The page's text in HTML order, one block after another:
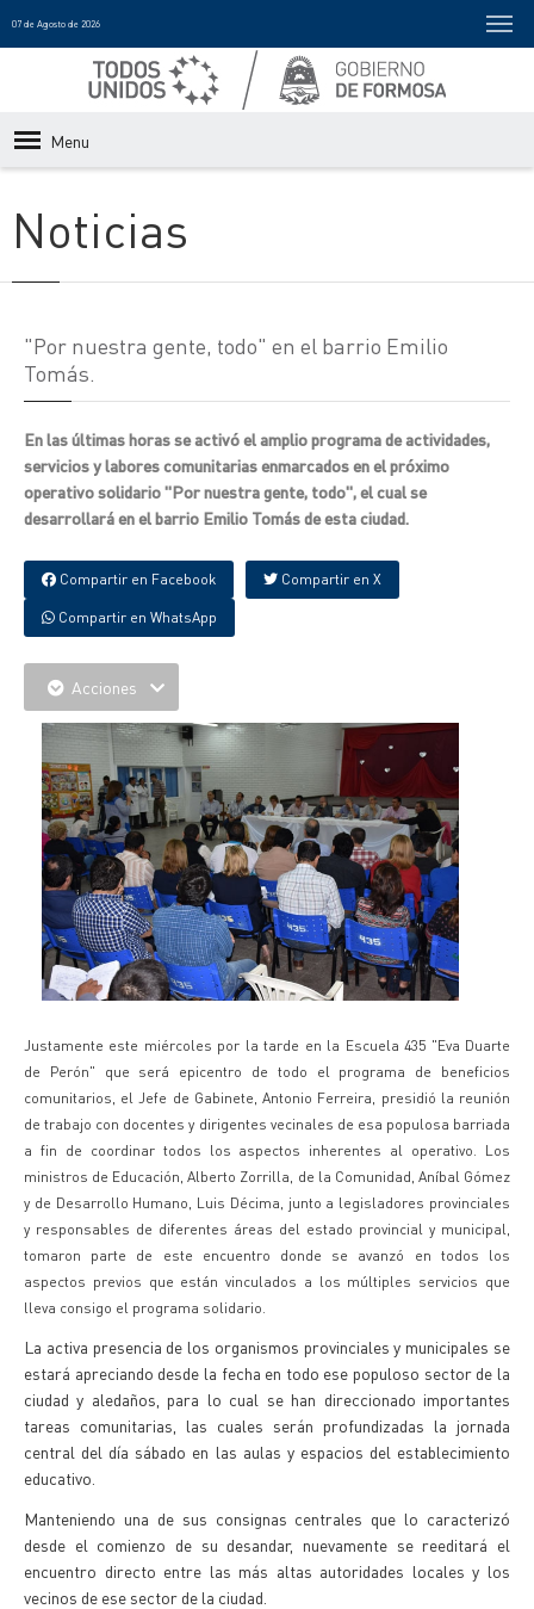
07 de Agosto de 2026
Menu
Noticias
"Por nuestra gente, todo" en el barrio Emilio
Tomás.
En las últimas horas se activó el amplio programa de actividades,
servicios y labores comunitarias enmarcados en el próximo
operativo solidario "Por nuestra gente, todo", el cual se
desarrollará en el barrio Emilio Tomás de esta ciudad.
Compartir en Facebook Compartir en X
Compartir en WhatsApp
Acciones
Justamente este miércoles por la tarde en la Escuela 435 "Eva Duarte
de Perón" que será epicentro de todo el programa de beneficios
comunitarios, el Jefe de Gabinete, Antonio Ferreira, presidió la reunión
de trabajo con docentes y dirigentes vecinales de esa populosa barriada
a fin de coordinar todos los aspectos inherentes al operativo. Los
ministros de Educación, Alberto Zorrilla, de la Comunidad, Aníbal Gómez
y de Desarrollo Humano, Luis Décima, junto a legisladores provinciales
y responsables de diferentes áreas del estado provincial y municipal,
tomaron parte de este encuentro donde se avanzó en todos los
aspectos previos que están vinculados a los múltiples servicios que
lleva consigo el programa solidario.
La activa presencia de los organismos provinciales y municipales se
estará apreciando desde la fecha en todo ese populoso sector de la
ciudad y aledaños, para lo cual se han direccionado importantes
tareas comunitarias, las cuales serán profundizadas la jornada
central del día sábado en las aulas y espacios del establecimiento
educativo.
Manteniendo una de sus consignas centrales que lo caracterizó
desde el comienzo de su desandar, nuevamente se reeditará el
encuentro directo entre las más altas autoridades locales y los
vecinos de ese sector de la ciudad.